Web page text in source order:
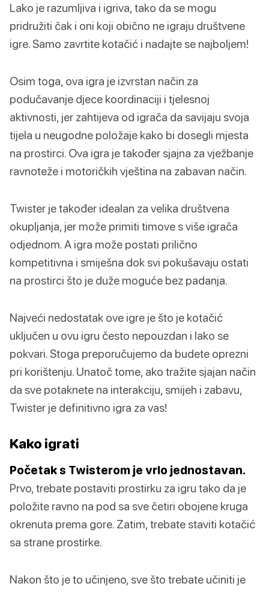
Lako je razumljiva i igriva, tako da se mogu
pridružiti čak i oni koji obično ne igraju društvene
igre. Samo zavrtite kotačić i nadajte se najboljem!
Osim toga, ova igra je izvrstan način za
podučavanje djece koordinaciji i tjelesnoj
aktivnosti, jer zahtijeva od igrača da savijaju svoja
tijela u neugodne položaje kako bi dosegli mjesta
na prostirci. Ova igra je također sjajna za vježbanje
ravnoteže i motoričkih vještina na zabavan način.
Twister je također idealan za velika društvena
okupljanja, jer može primiti timove s više igrača
odjednom. A igra može postati prilično
kompetitivna i smiješna dok svi pokušavaju ostati
na prostirci što je duže moguće bez padanja.
Najveći nedostatak ove igre je što je kotačić
uključen u ovu igru često nepouzdan i lako se
pokvari. Stoga preporučujemo da budete oprezni
pri korištenju. Unatoč tome, ako tražite sjajan način
da sve potaknete na interakciju, smijeh i zabavu,
Twister je definitivno igra za vas!
Kako igrati
Početak s Twisterom je vrlo jednostavan.
Prvo, trebate postaviti prostirku za igru tako da je
položite ravno na pod sa sve četiri obojene kruga
okrenuta prema gore. Zatim, trebate staviti kotačić
sa strane prostirke.
Nakon što je to učinjeno, sve što trebate učiniti je